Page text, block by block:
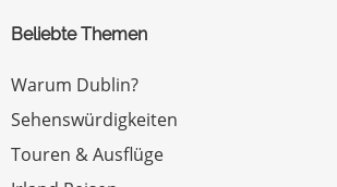
Beliebte Themen
Warum Dublin?
Sehenswürdigkeiten
Touren & Ausflüge